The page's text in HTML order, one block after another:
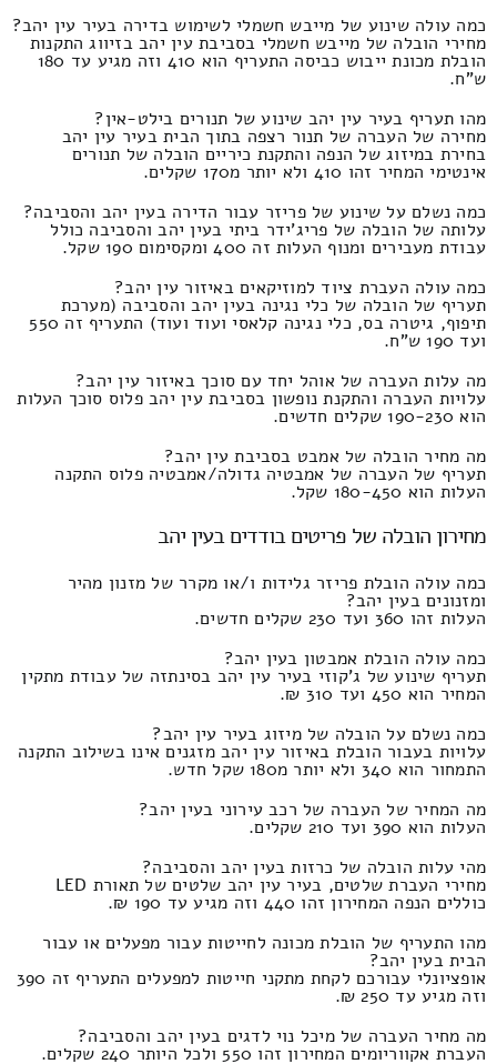
כמה עולה שינוע של מייבש חשמלי לשימוש בדירה בעיר עין יהב?
מחירי הובלה של מייבש חשמלי בסביבת עין יהב בזיווג התקנות
הובלת מכונת ייבוש כביסה התעריף הוא 410 וזה מגיע עד 180
ש"ח.
מהו תעריף בעיר עין יהב שינוע של תנורים בילט-אין?
מחירה של העברה של תנור רצפה בתוך הבית בעיר עין יהב
בחירת במיזוג של הנפה והתקנת כיריים הובלה של תנורים
אינטימי המחיר זהו 410 ולא יותר מ170 שקלים.
כמה נשלם על שינוע של פריזר עבור הדירה בעין יהב והסביבה?
עלותה של הובלה של פריג'ידר ביתי בעין יהב והסביבה כולל
עבודת מעבירים ומנוף העלות זה 400 ומקסימום 190 שקל.
כמה עולה העברת ציוד למוזיקאים באיזור עין יהב?
תעריף של הובלה של כלי נגינה בעין יהב והסביבה (מערכת
תיפוף, גיטרה בס, כלי נגינה קלאסי ועוד ועוד) התעריף זה 550
ועד 190 ש"ח.
מה עלות העברה של אוהל יחד עם סוכך באיזור עין יהב?
עלויות העברה והתקנת נופשון בסביבת עין יהב פלוס סוכך העלות
הוא 190-230 שקלים חדשים.
מה מחיר הובלה של אמבט בסביבת עין יהב?
תעריף של העברה של אמבטיה גדולה/אמבטיה פלוס התקנה
העלות הוא 180-450 שקל.
מחירון הובלה של פריטים בודדים בעין יהב
כמה עולה הובלת פריזר גלידות ו/או מקרר של מזנון מהיר
ומזנונים בעין יהב?
העלות זהו 360 ועד 230 שקלים חדשים.
כמה עולה הובלת אמבטון בעין יהב?
תעריף שינוע של ג'קוזי בעיר עין יהב בסינתזה של עבודת מתקין
המחיר הוא 450 ועד 310 ₪.
כמה נשלם על הובלה של מיזוג בעיר עין יהב?
עלויות בעבור הובלת באיזור עין יהב מזגנים אינו בשילוב התקנה
התמחור הוא 340 ולא יותר מ180 שקל חדש.
מה המחיר של העברה של רכב עירוני בעין יהב?
העלות הוא 390 ועד 210 שקלים.
מהי עלות הובלה של כרזות בעין יהב והסביבה?
מחירי העברת שלטים, בעיר עין יהב שלטים של תאורת LED
כוללים הנפה המחירון זהו 440 וזה מגיע עד 190 ₪.
מהו התעריף של הובלת מכונה לחייטות עבור מפעלים או עבור
הבית בעין יהב?
אופציונלי עבורכם לקחת מתקני חייטות למפעלים התעריף זה 390
וזה מגיע עד 250 ₪.
מה מחיר העברה של מיכל נוי לדגים בעין יהב והסביבה?
העברת אקווריומים המחירון זהו 550 ולכל היותר 240 שקלים.